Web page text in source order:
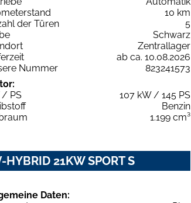
10 km
der Türen
5
Schwarz
Zentrallager
ab ca. 10.08.2026
Nummer
823241573
/ PS
107 kW / 145 PS
Benzin
1.199 cm³
21KW SPORT S
Daten: